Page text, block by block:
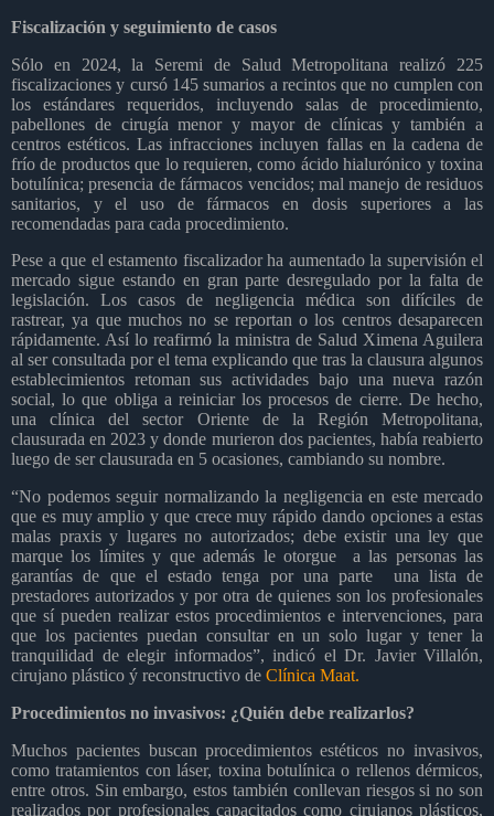
Fiscalización y seguimiento de casos
Sólo en 2024, la Seremi de Salud Metropolitana realizó 225
fiscalizaciones y cursó 145 sumarios a recintos que no cumplen con
los estándares requeridos, incluyendo salas de procedimiento,
pabellones de cirugía menor y mayor de clínicas y también a
centros estéticos. Las infracciones incluyen fallas en la cadena de
frío de productos que lo requieren, como ácido hialurónico y toxina
botulínica; presencia de fármacos vencidos; mal manejo de residuos
sanitarios, y el uso de fármacos en dosis superiores a las
recomendadas para cada procedimiento.
Pese a que el estamento fiscalizador ha aumentado la supervisión el
mercado sigue estando en gran parte desregulado por la falta de
legislación. Los casos de negligencia médica son difíciles de
rastrear, ya que muchos no se reportan o los centros desaparecen
rápidamente. Así lo reafirmó la ministra de Salud Ximena Aguilera
al ser consultada por el tema explicando que tras la clausura algunos
establecimientos retoman sus actividades bajo una nueva razón
social, lo que obliga a reiniciar los procesos de cierre. De hecho,
una clínica del sector Oriente de la Región Metropolitana,
clausurada en 2023 y donde murieron dos pacientes, había reabierto
luego de ser clausurada en 5 ocasiones, cambiando su nombre.
“No podemos seguir normalizando la negligencia en este mercado
que es muy amplio y que crece muy rápido dando opciones a estas
malas praxis y lugares no autorizados; debe existir una ley que
marque los límites y que además le otorgue a las personas las
garantías de que el estado tenga por una parte una lista de
prestadores autorizados y por otra de quienes son los profesionales
que sí pueden realizar estos procedimientos e intervenciones, para
que los pacientes puedan consultar en un solo lugar y tener la
tranquilidad de elegir informados”, indicó el Dr. Javier Villalón,
cirujano plástico ý reconstructivo de Clínica Maat.
Procedimientos no invasivos: ¿Quién debe realizarlos?
Muchos pacientes buscan procedimientos estéticos no invasivos,
como tratamientos con láser, toxina botulínica o rellenos dérmicos,
entre otros. Sin embargo, estos también conllevan riesgos si no son
realizados por profesionales capacitados como cirujanos plásticos,